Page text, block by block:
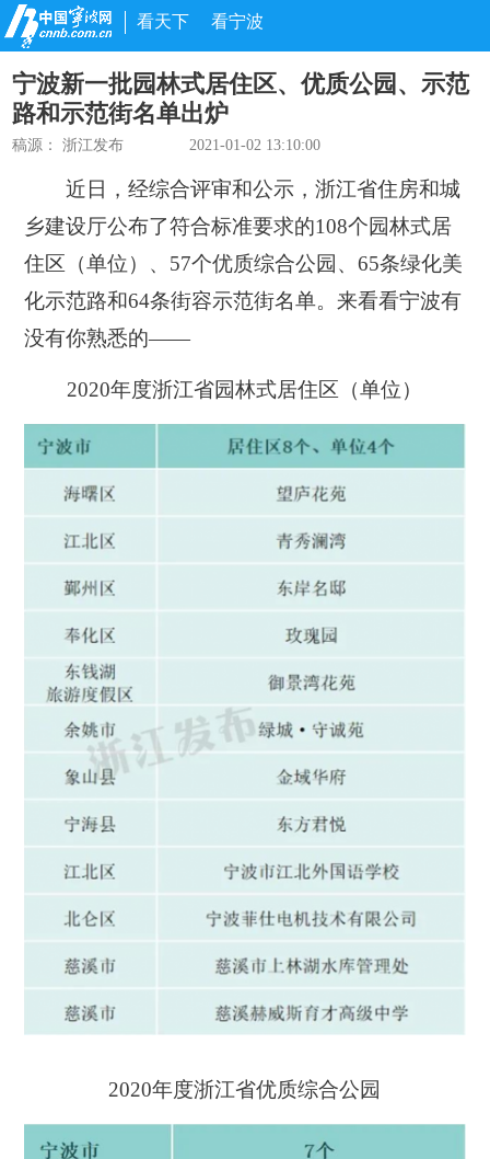
看天下 看宁波
宁波新一批园林式居住区、优质公园、示范
路和示范街名单出炉
稿源：浙江发布 2021-01-02 13:10:00
近日，经综合评审和公示，浙江省住房和城
乡建设厅公布了符合标准要求的108个园林式居
住区（单位）、57个优质综合公园、65条绿化美
化示范路和64条街容示范街名单。来看看宁波有
没有你熟悉的——
2020年度浙江省园林式居住区（单位）
2020年度浙江省优质综合公园